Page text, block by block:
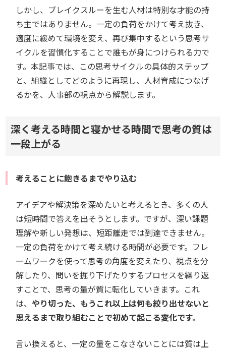
しかし、ブレイクスルーを生む人材は特別な才能の持
ち主ではありません。一定の負荷をかけて考え抜き、
適度に緩めて環境を変え、再び集中するという思考サ
イクルを習慣化することで誰もが身につけられる力で
す。本記事では、この思考サイクルの具体的ステップ
と、組織としてどのように再現し、人材育成につなげ
るかを、人事部の視点から解説します。
深く考える時間と寝かせる時間で思考の質は
一段上がる
考えることに飽きるまでやり込む
アイデアや解決策を深めたいと考えるとき、多くの人
は短時間で答えを出そうとします。ですが、深い課題
理解や新しい発想は、短距離走では到達できません。
一定の負荷をかけて考え続ける時間が必要です。フレ
ームワークを使って思考の角度を変えたり、視点を分
解したり、問いを掘り下げたりするプロセスを繰り返
すことで、思考の量が質に転化していきます。これ
は、 やり切った、もうこれ以上は何も絞り出せないと
思えるまで取り組むことで初めて起こる変化です。
言い換えると、一定の量をこなさないことには質は上